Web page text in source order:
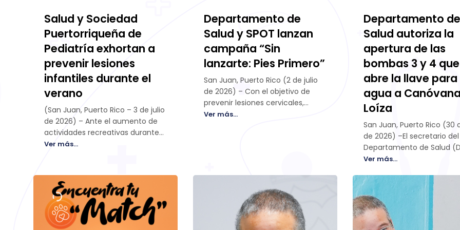
Salud y Sociedad
Puertorriqueña de
Pediatría exhortan a
prevenir lesiones
infantiles durante el
verano
(San Juan, Puerto Rico – 3 de julio
de 2026) – Ante el aumento de
actividades recreativas durante
el fin de semana festivo y el resto
Salud (DS), Víctor M. Ramos
Otero, hizo un llamado a padres,
madres, cuidadores y a toda la
comunidad a reforzar las
medidas de prevención para
Ver más...
Departamento de
Salud y SPOT lanzan
campaña “Sin
lanzarte: Pies Primero”
San Juan, Puerto Rico (2 de julio
de 2026) – Con el objetivo de
prevenir lesiones cervicales,
lesiones de la médula espinal y
Traumatología, el doctor
Chrispoher Alcalá Márquez,
presentó la campaña educativa
“Sin lanzarte: Pies Primero& ...
Ver más...
Departamento de
Salud autoriza la
apertura de las
bombas 3 y 4 que
abre la llave
agua a
Loíza
San Juan, Puerto Rico (30
de 2026) –El secretario del
Departamento de Salud
Víctor M. Ramos Otero,
trabajo intenso realizado
grupo de técnicos del DS, se
autorizó la apertura de las
bombas 3 y 4, lo que
flujo de agua para los
Ver más...